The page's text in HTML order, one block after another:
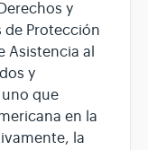
y
de Protección
Asistencia al
y
uno que
en la
la